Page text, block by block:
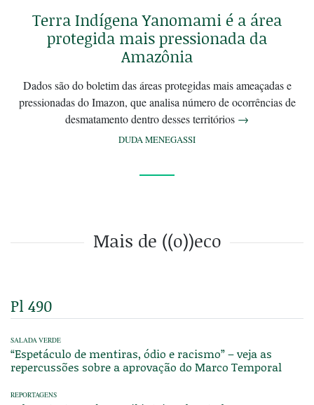
Terra Indígena Yanomami é a área
protegida mais pressionada da
Amazônia
Dados são do boletim das áreas protegidas mais ameaçadas e
pressionadas do Imazon, que analisa número de ocorrências de
desmatamento dentro desses territórios →
DUDA MENEGASSI
Mais de ((o))eco
Pl 490
SALADA VERDE
“Espetáculo de mentiras, ódio e racismo” – veja as
repercussões sobre a aprovação do Marco Temporal
REPORTAGENS